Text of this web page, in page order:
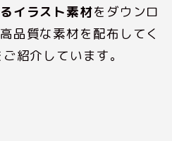
イラスト素材をダウンロ
品質な素材を配布してく
紹介しています。